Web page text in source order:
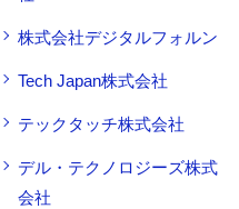
株式会社デジタルフォルン
Tech Japan株式会社
テックタッチ株式会社
デル・テクノロジーズ株式
会社